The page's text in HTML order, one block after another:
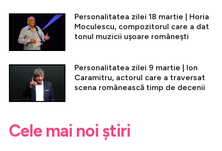
Personalitatea zilei 18 martie | Horia
Moculescu, compozitorul care a dat
tonul muzicii ușoare românești
Personalitatea zilei 9 martie | Ion
Caramitru, actorul care a traversat
scena românească timp de decenii
Cele mai noi știri